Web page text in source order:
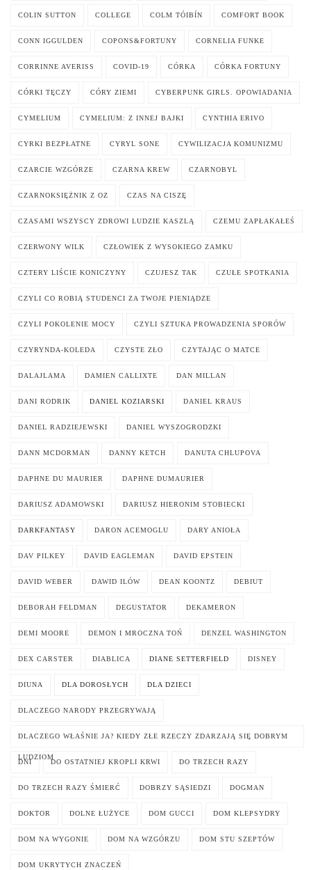
COLIN SUTTON COLLEGE COLM TÓIBÍN COMFORT BOOK
CONN IGGULDEN COPONS&FORTUNY CORNELIA FUNKE
CORRINNE AVERISS COVID-19 CÓRKA CÓRKA FORTUNY
CÓRKI TĘCZY CÓRY ZIEMI CYBERPUNK GIRLS. OPOWIADANIA
CYMELIUM CYMELIUM: Z INNEJ BAJKI CYNTHIA ERIVO
CYRKI BEZPŁATNE CYRYL SONE CYWILIZACJA KOMUNIZMU
CZARCIE WZGÓRZE CZARNA KREW CZARNOBYL
CZARNOKSIĘŻNIK Z OZ CZAS NA CISZĘ
CZASAMI WSZYSCY ZDROWI LUDZIE KASZLĄ CZEMU ZAPŁAKAŁEŚ
CZERWONY WILK CZŁOWIEK Z WYSOKIEGO ZAMKU
CZTERY LIŚCIE KONICZYNY CZUJESZ TAK CZUŁE SPOTKANIA
CZYLI CO ROBIĄ STUDENCI ZA TWOJE PIENIĄDZE
CZYLI POKOLENIE MOCY CZYLI SZTUKA PROWADZENIA SPORÓW
CZYRYNDA-KOLEDA CZYSTE ZŁO CZYTAJĄC O MATCE
DALAJLAMA DAMIEN CALLIXTE DAN MILLAN
DANI RODRIK DANIEL KOZIARSKI DANIEL KRAUS
DANIEL RADZIEJEWSKI DANIEL WYSZOGRODZKI
DANN MCDORMAN DANNY KETCH DANUTA CHLUPOVA
DAPHNE DU MAURIER DAPHNE DUMAURIER
DARIUSZ ADAMOWSKI DARIUSZ HIERONIM STOBIECKI
DARKFANTASY DARON ACEMOGLU DARY ANIOŁA
DAV PILKEY DAVID EAGLEMAN DAVID EPSTEIN
DAVID WEBER DAWID ILÓW DEAN KOONTZ DEBIUT
DEBORAH FELDMAN DEGUSTATOR DEKAMERON
DEMI MOORE DEMON I MROCZNA TOŃ DENZEL WASHINGTON
DEX CARSTER DIABLICA DIANE SETTERFIELD DISNEY
DIUNA DLA DOROSŁYCH DLA DZIECI
DLACZEGO NARODY PRZEGRYWAJĄ
DLACZEGO WŁAŚNIE JA? KIEDY ZŁE RZECZY ZDARZAJĄ SIĘ DOBRYM
LUDZIOM
DNI DO OSTATNIEJ KROPLI KRWI DO TRZECH RAZY
DO TRZECH RAZY ŚMIERĆ DOBRZY SĄSIEDZI DOGMAN
DOKTOR DOLNE ŁUŻYCE DOM GUCCI DOM KLEPSYDRY
DOM NA WYGONIE DOM NA WZGÓRZU DOM STU SZEPTÓW
DOM UKRYTYCH ZNACZEŃ